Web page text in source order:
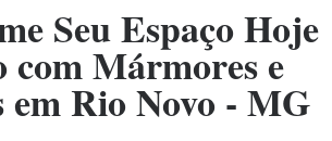
Seu Espaço Hoje
com Mármores e
Rio Novo - MG